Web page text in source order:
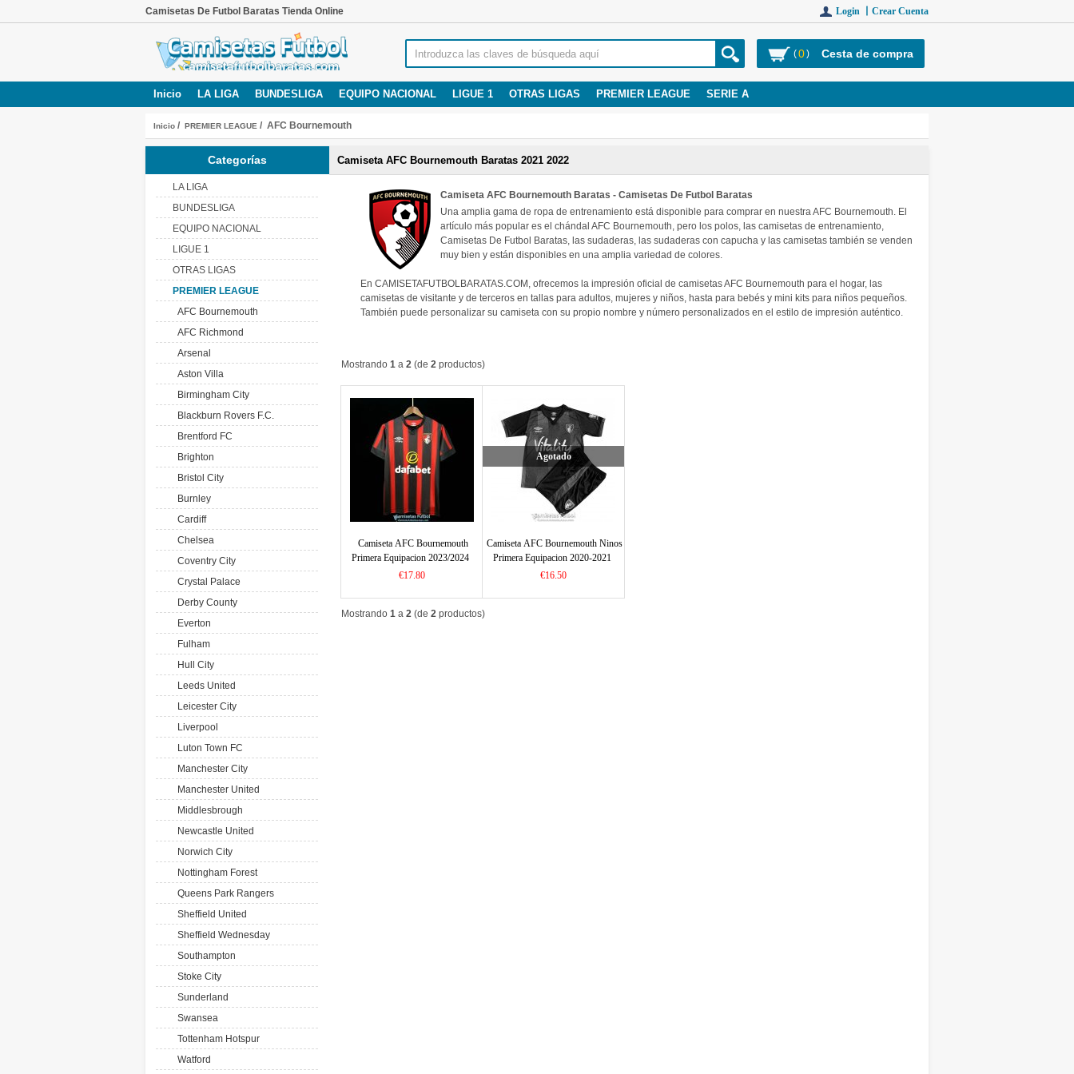
Camisetas De Futbol Baratas Tienda Online Login 丨 Crear Cuenta
(0) Cesta de compra
Inicio LA LIGA BUNDESLIGA EQUIPO NACIONAL LIGUE 1 OTRAS LIGAS PREMIER LEAGUE SERIE A
Inicio / PREMIER LEAGUE / AFC Bournemouth
Categorías
LA LIGA
BUNDESLIGA
EQUIPO NACIONAL
LIGUE 1
OTRAS LIGAS
PREMIER LEAGUE
AFC Bournemouth
AFC Richmond
Arsenal
Aston Villa
Birmingham City
Blackburn Rovers F.C.
Brentford FC
Brighton
Bristol City
Burnley
Cardiff
Chelsea
Coventry City
Crystal Palace
Derby County
Everton
Fulham
Hull City
Leeds United
Leicester City
Liverpool
Luton Town FC
Manchester City
Manchester United
Middlesbrough
Newcastle United
Norwich City
Nottingham Forest
Queens Park Rangers
Sheffield United
Sheffield Wednesday
Southampton
Stoke City
Sunderland
Swansea
Tottenham Hotspur
Watford
Camiseta AFC Bournemouth Baratas 2021 2022
Camiseta AFC Bournemouth Baratas - Camisetas De Futbol Baratas
Una amplia gama de ropa de entrenamiento está disponible para comprar en nuestra AFC Bournemouth. El
artículo más popular es el chándal AFC Bournemouth, pero los polos, las camisetas de entrenamiento,
Camisetas De Futbol Baratas, las sudaderas, las sudaderas con capucha y las camisetas también se venden
muy bien y están disponibles en una amplia variedad de colores.
En CAMISETAFUTBOLBARATAS.COM, ofrecemos la impresión oficial de camisetas AFC Bournemouth para el hogar, las
camisetas de visitante y de terceros en tallas para adultos, mujeres y niños, hasta para bebés y mini kits para niños pequeños.
También puede personalizar su camiseta con su propio nombre y número personalizados en el estilo de impresión auténtico.
Mostrando 1 a 2 (de 2 productos)
Camiseta AFC Bournemouth
Primera Equipacion 2023/2024
€17.80
Agotado
Camiseta AFC Bournemouth Ninos
Primera Equipacion 2020-2021
€16.50
Mostrando 1 a 2 (de 2 productos)